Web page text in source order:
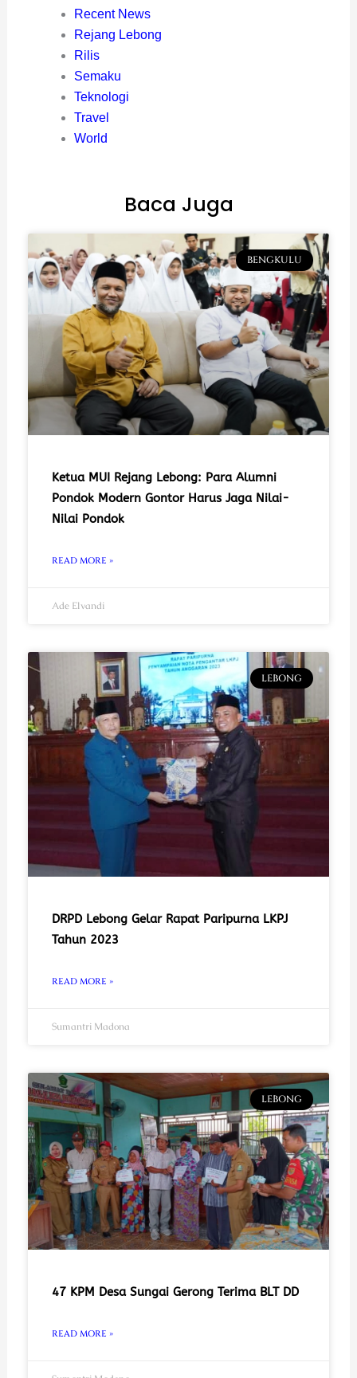
Recent News
Rejang Lebong
Rilis
Semaku
Teknologi
Travel
World
Baca Juga
BENGKULU
Ketua MUI Rejang Lebong: Para Alumni
Pondok Modern Gontor Harus Jaga Nilai-
Nilai Pondok
READ MORE »
Ade Elvandi
LEBONG
DRPD Lebong Gelar Rapat Paripurna LKPJ
Tahun 2023
READ MORE »
Sumantri Madona
LEBONG
47 KPM Desa Sungai Gerong Terima BLT DD
READ MORE »